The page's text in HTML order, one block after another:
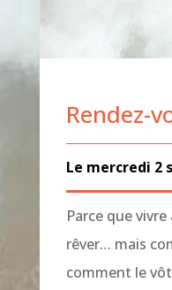
Rendez-
Le mercredi 2
Parce que
rêver… mais
comment le